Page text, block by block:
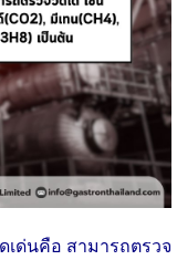
เด่นคือ สามารถตรวจ